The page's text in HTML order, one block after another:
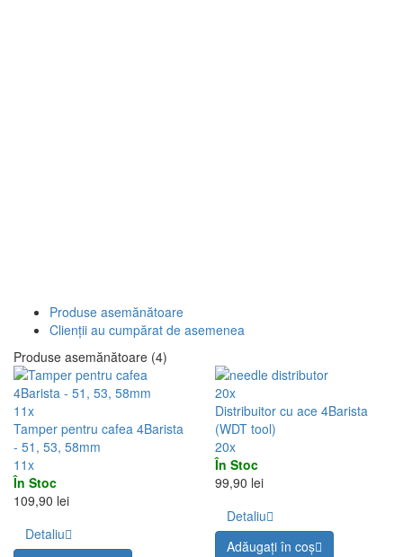
Produse asemănătoare
Clienții au cumpărat de asemenea
Produse asemănătoare (4)
11x
Tamper pentru cafea 4Barista
- 51, 53, 58mm
11x
În Stoc
109,90 lei
Detaliu
20x
Distribuitor cu ace 4Barista
(WDT tool)
20x
În Stoc
99,90 lei
Detaliu
Adăugați în coş